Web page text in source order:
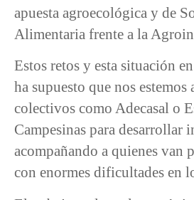
apuesta agroecológica y de
Alimentaria frente a la
Estos retos y esta situación
ha supuesto que nos estemos
colectivos como Adecasal o
Campesinas para desarrollar
acompañando a quienes van
con enormes dificultades en